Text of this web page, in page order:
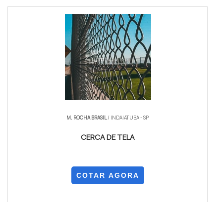
M. ROCHA BRASIL/ INDAIATUBA - SP
CERCA DE TELA
COTAR AGORA